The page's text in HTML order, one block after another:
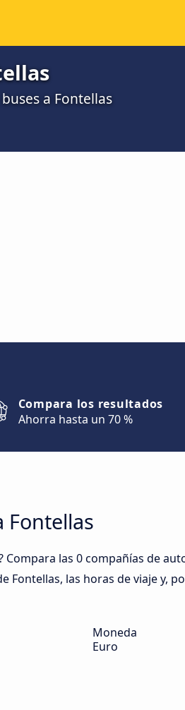
a Fontellas
Compara los resultados
Ahorra hasta un 70 %
Fontellas
las 0 compañías de
Fontellas, las horas de viaje y,
Moneda
Euro